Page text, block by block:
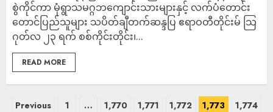
စွဲကိုင်ကာ မုံရွာသမဂ္ဂဘကျောင်းသားများနှင့် လက်ပံတောင်း
တောင်ပြည်သူများ သပိတ်ချီတက်ဆန္ဒပြ ဧရာဝတီတိုင်းမ် သြ
ဂုတ်လ ၂၃ ရက် စစ်ကိုင်းတိုင်း၊...
READ MORE
Previous 1 … 1,770 1,771 1,772 1,773
1,774